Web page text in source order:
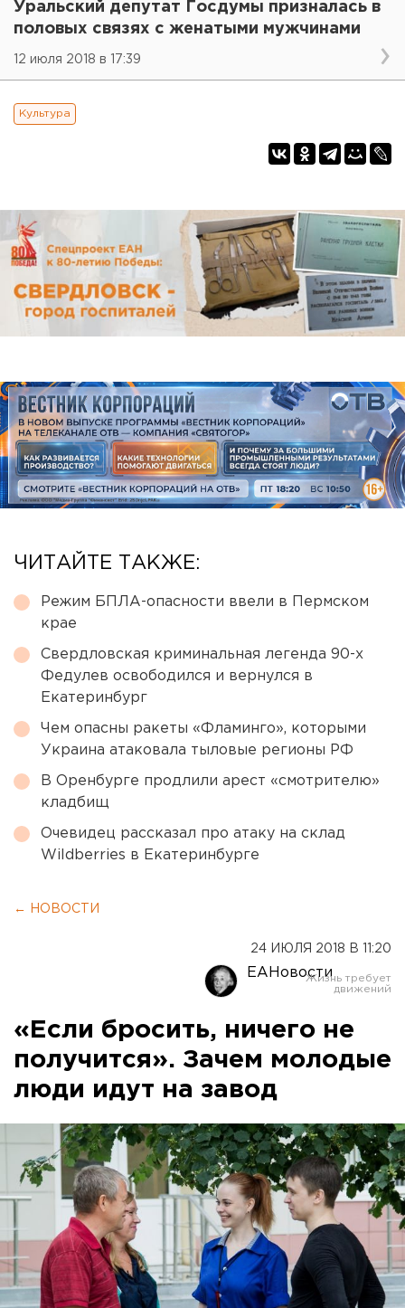
Уральский депутат Госдумы призналась в
половых связях с женатыми мужчинами
12 июля 2018 в 17:39
Культура
ЧИТАЙТЕ ТАКЖЕ:
Режим БПЛА-опасности ввели в Пермском
крае
Свердловская криминальная легенда 90-х
Федулев освободился и вернулся в
Екатеринбург
Чем опасны ракеты «Фламинго», которыми
Украина атаковала тыловые регионы РФ
В Оренбурге продлили арест «смотрителю»
кладбищ
Очевидец рассказал про атаку на склад
Wildberries в Екатеринбурге
← НОВОСТИ
24 ИЮЛЯ 2018 В 11:20
ЕАНовости
«Если бросить, ничего не
получится». Зачем молодые
люди идут на завод